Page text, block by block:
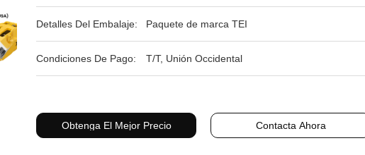
Detalles Del Embalaje: Paquete de marca TEI
Condiciones De Pago: T/T, Unión Occidental
Obtenga El Mejor Precio Contacta Ahora